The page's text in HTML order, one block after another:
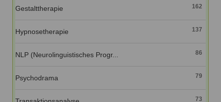
Gestalttherapie 162
Hypnosetherapie 137
NLP (Neurolinguistisches Progr... 86
Psychodrama 79
73